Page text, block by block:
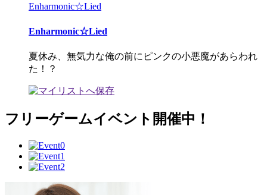
Enharmonic☆Lied
Enharmonic☆Lied
夏休み、無気力な俺の前にピンクの小悪魔があらわれ
た！？
フリーゲームイベント開催中！